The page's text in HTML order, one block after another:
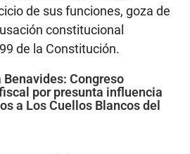
de sus funciones, goza de
constitucional
de la Constitución.
Congreso
por presunta influencia
a Los Cuellos Blancos del